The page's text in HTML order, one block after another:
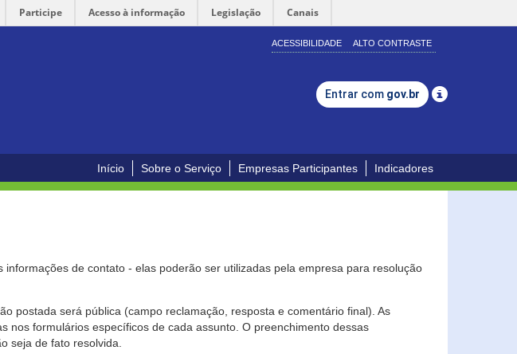
Participe Acesso à informação Legislação Canais
ACESSIBILIDADE ALTO CONTRASTE
Entrar com gov.br
Início Sobre o Serviço Empresas Participantes Indicadores
de contato - elas poderão ser utilizadas pela empresa para resolução
postada será pública (campo reclamação, resposta e comentário final). As
nos formulários específicos de cada assunto. O preenchimento dessas
seja de fato resolvida.